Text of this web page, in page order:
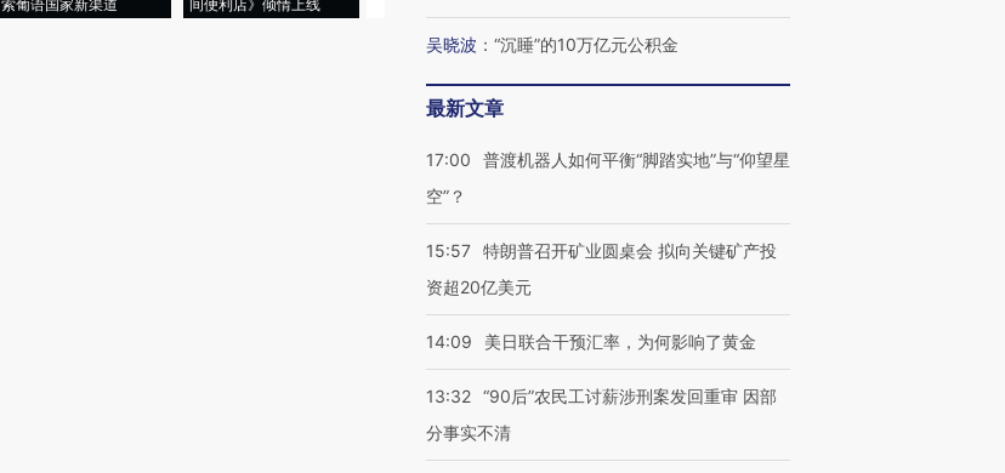
索葡语国家新渠道
间便利店》倾情上线
吴晓波 ： “沉睡”的10万亿元公积金
最新文章
17:00
普渡机器人如何平衡“脚踏实地”与“仰望星
空”？
15:57 特朗普召开矿业圆桌会 拟向关键矿产投
资超20亿美元
14:09 美日联合干预汇率，为何影响了黄金
13:32 “90后”农民工讨薪涉刑案发回重审 因部
分事实不清